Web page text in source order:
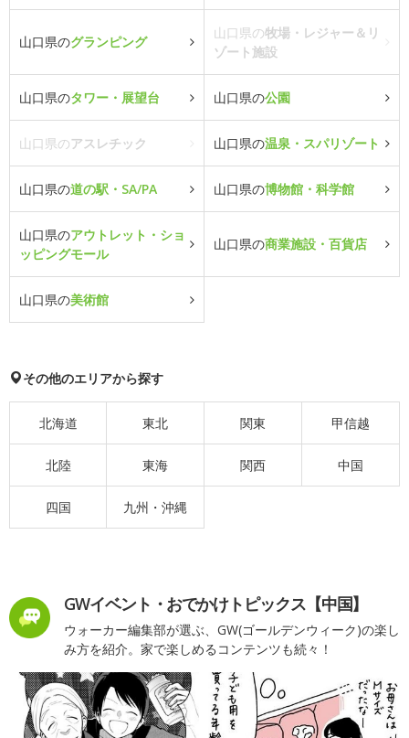
山口県のグランピング
山口県の牧場・レジャー＆リ
ゾート施設
山口県のタワー・展望台 山口県の公園
山口県のアスレチック 山口県の温泉・スパリゾート
山口県の道の駅・SA/PA 山口県の博物館・科学館
山口県のアウトレット・ショ
ッピングモール
山口県の商業施設・百貨店
山口県の美術館
その他のエリアから探す
北海道 東北 関東 甲信越
北陸 東海 関西 中国
四国 九州・沖縄
GWイベント・おでかけトピックス【中国】
ウォーカー編集部が選ぶ、GW(ゴールデンウィーク)の楽し
み方を紹介。家で楽しめるコンテンツも続々！